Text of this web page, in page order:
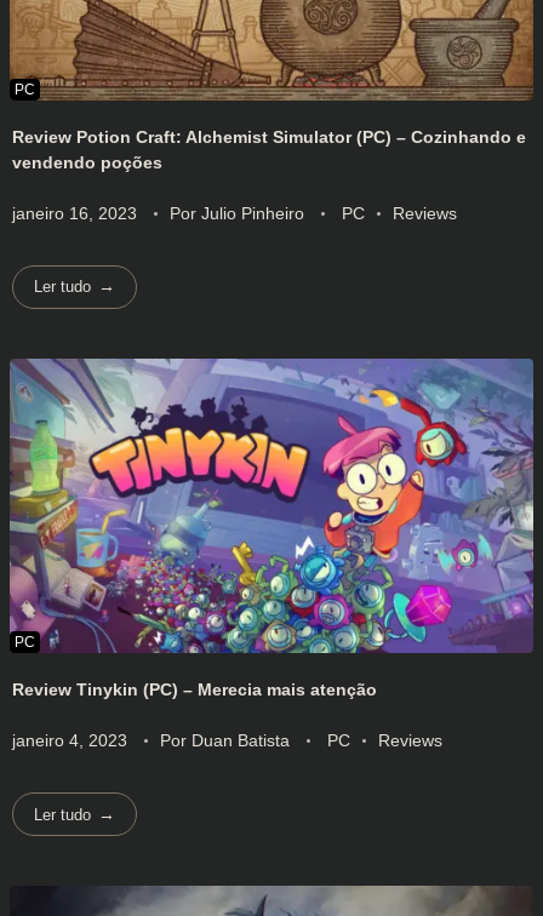
Review Potion Craft: Alchemist Simulator (PC) – Cozinhando e
vendendo poções
janeiro 16, 2023 Por Julio Pinheiro PC Reviews
Ler tudo
Review Tinykin (PC) – Merecia mais atenção
janeiro 4, 2023 Por Duan Batista PC Reviews
Ler tudo